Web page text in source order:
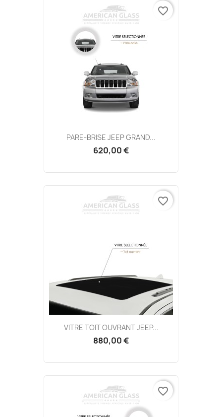
PARE-BRISE JEEP GRAND...
620,00 €
favorite_border
VITRE TOIT OUVRANT JEEP...
880,00 €
favorite_border
favorite_border